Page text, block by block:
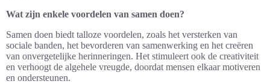
Wat zijn enkele voordelen van samen doen?
Samen doen biedt talloze voordelen, zoals het versterken van
sociale banden, het bevorderen van samenwerking en het creëren
van onvergetelijke herinneringen. Het stimuleert ook de creativiteit
en verhoogt de algehele vreugde, doordat mensen elkaar motiveren
en ondersteunen.